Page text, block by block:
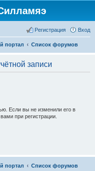
Вход
Регистрация
портал Список форумов
записи
Если вы не изменили его в
при регистрации.
портал Список форумов